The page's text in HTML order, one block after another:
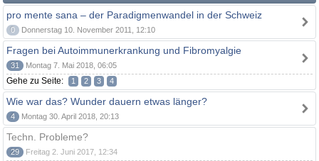
pro mente sana – der Paradigmenwandel in der Schweiz
0 Donnerstag 10. November 2011, 12:10
Fragen bei Autoimmunerkrankung und Fibromyalgie
31 Montag 7. Mai 2018, 06:05
Gehe zu Seite: 1 2 3 4
Wie war das? Wunder dauern etwas länger?
4 Montag 30. April 2018, 20:13
Techn. Probleme?
29 Freitag 2. Juni 2017, 12:34